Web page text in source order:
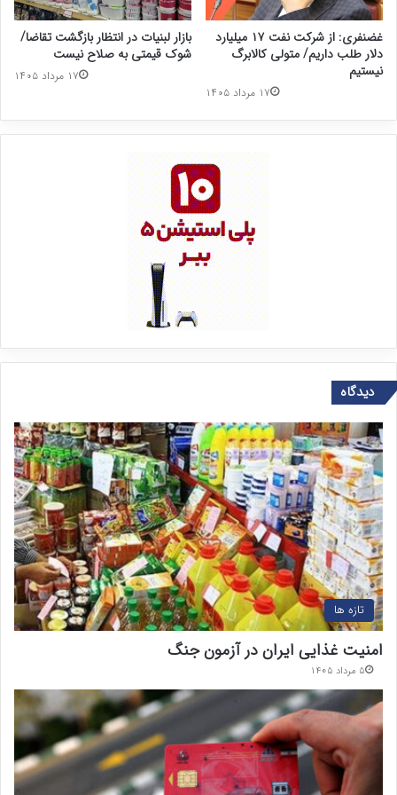
بازار لبنیات در انتظار بازگشت تقاضا/
شوک قیمتی به صلاح نیست
۱۷ مرداد ۱۴۰۵
غضنفری: از شرکت نفت ۱۷ میلیارد
دلار طلب داریم/ متولی کالابرگ
نیستیم
۱۷ مرداد ۱۴۰۵
دیدگاه
تازه ها
امنیت غذایی ایران در آزمون جنگ
۵ مرداد ۱۴۰۵